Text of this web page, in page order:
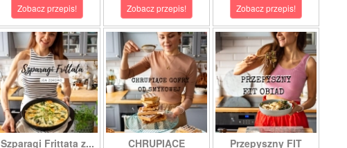
Zobacz przepis! Zobacz przepis! Zobacz przepis!
Szparagi Frittata z...
CHRUPIĄCE
Przepyszny FIT